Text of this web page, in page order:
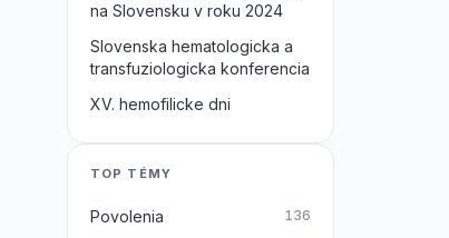
na Slovensku v roku 2024
Slovenska hematologicka a
transfuziologicka konferencia
XV. hemofilicke dni
TOP TÉMY
Povolenia 136